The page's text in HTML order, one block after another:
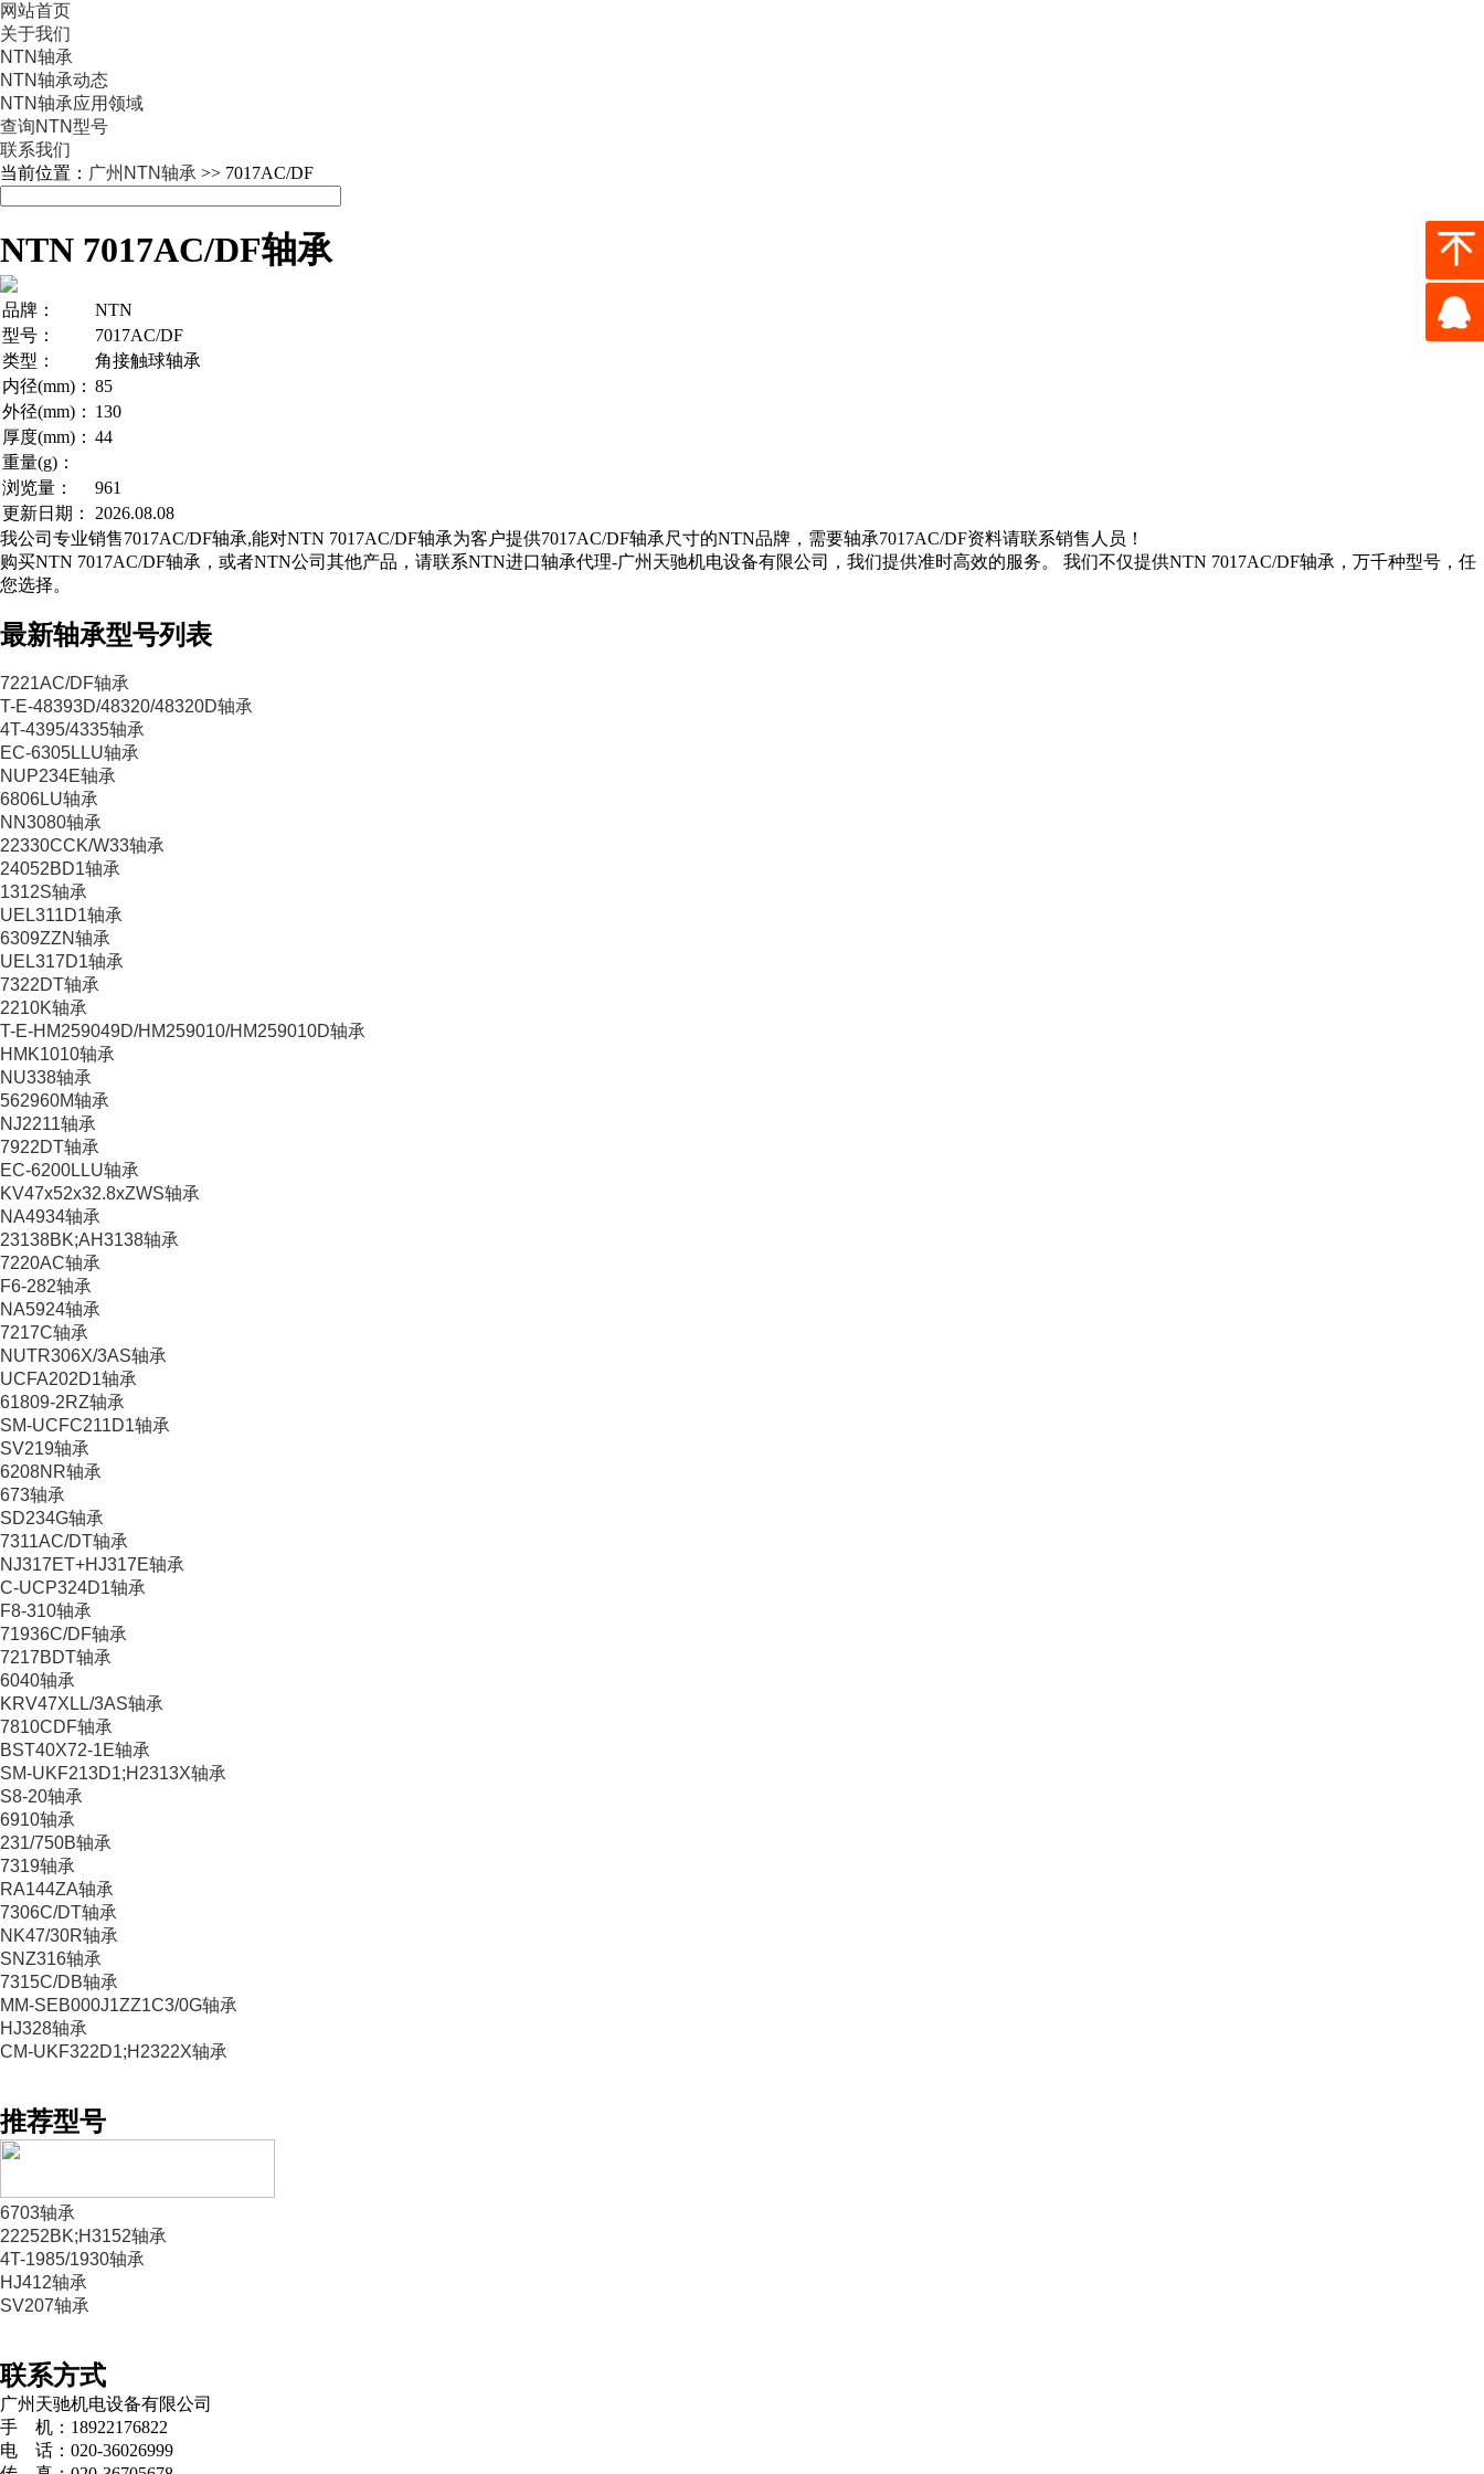
网站首页
关于我们
NTN轴承
NTN轴承动态
NTN轴承应用领域
查询NTN型号
联系我们
当前位置： 广州NTN轴承 >> 7017AC/DF
NTN 7017AC/DF轴承
品牌：
NTN
型号：
7017AC/DF
类型：
角接触球轴承
内径(mm)： 85
外径(mm)： 130
厚度(mm)： 44
重量(g)：
浏览量：
961
更新日期：
2026.08.08
我公司专业销售7017AC/DF轴承,能对NTN 7017AC/DF轴承为客户提供7017AC/DF轴承尺寸的NTN品牌，需要轴承7017AC/DF资料请联系销售人员！
购买NTN 7017AC/DF轴承，或者NTN公司其他产品，请联系NTN进口轴承代理-广州天驰机电设备有限公司，我们提供准时高效的服务。 我们不仅提供NTN 7017AC/DF轴承，万千种型号，任
您选择。
最新轴承型号列表
7221AC/DF轴承
T-E-48393D/48320/48320D轴承
4T-4395/4335轴承
EC-6305LLU轴承
NUP234E轴承
6806LU轴承
NN3080轴承
22330CCK/W33轴承
24052BD1轴承
1312S轴承
UEL311D1轴承
6309ZZN轴承
UEL317D1轴承
7322DT轴承
2210K轴承
T-E-HM259049D/HM259010/HM259010D轴承
HMK1010轴承
NU338轴承
562960M轴承
NJ2211轴承
7922DT轴承
EC-6200LLU轴承
KV47x52x32.8xZWS轴承
NA4934轴承
23138BK;AH3138轴承
7220AC轴承
F6-282轴承
NA5924轴承
7217C轴承
NUTR306X/3AS轴承
UCFA202D1轴承
61809-2RZ轴承
SM-UCFC211D1轴承
SV219轴承
6208NR轴承
673轴承
SD234G轴承
7311AC/DT轴承
NJ317ET+HJ317E轴承
C-UCP324D1轴承
F8-310轴承
71936C/DF轴承
7217BDT轴承
6040轴承
KRV47XLL/3AS轴承
7810CDF轴承
BST40X72-1E轴承
SM-UKF213D1;H2313X轴承
S8-20轴承
6910轴承
231/750B轴承
7319轴承
RA144ZA轴承
7306C/DT轴承
NK47/30R轴承
SNZ316轴承
7315C/DB轴承
MM-SEB000J1ZZ1C3/0G轴承
HJ328轴承
CM-UKF322D1;H2322X轴承
推荐型号
6703轴承
22252BK;H3152轴承
4T-1985/1930轴承
HJ412轴承
SV207轴承
联系方式
广州天驰机电设备有限公司
手 机：18922176822
电 话：020-36026999